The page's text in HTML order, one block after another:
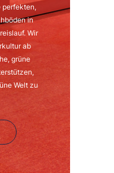
perfekten,
in
Wir
ab
grüne
Welt zu